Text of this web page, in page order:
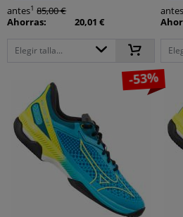
antes1 85,00 €
Ahorras:
20,01 €
Elegir talla...
antes
-53%